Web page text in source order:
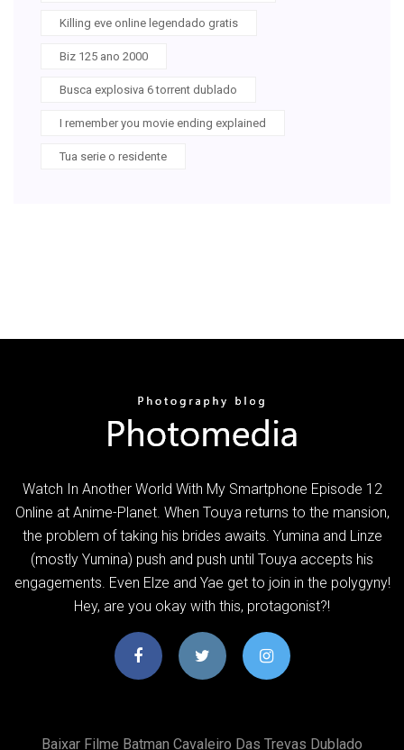
Killing eve online legendado gratis
Biz 125 ano 2000
Busca explosiva 6 torrent dublado
I remember you movie ending explained
Tua serie o residente
Watch In Another World With My Smartphone Episode 12
Online at Anime-Planet. When Touya returns to the mansion,
the problem of taking his brides awaits. Yumina and Linze
(mostly Yumina) push and push until Touya accepts his
engagements. Even Elze and Yae get to join in the polygyny!
Hey, are you okay with this, protagonist?!
Baixar Filme Batman Cavaleiro Das Trevas Dublado